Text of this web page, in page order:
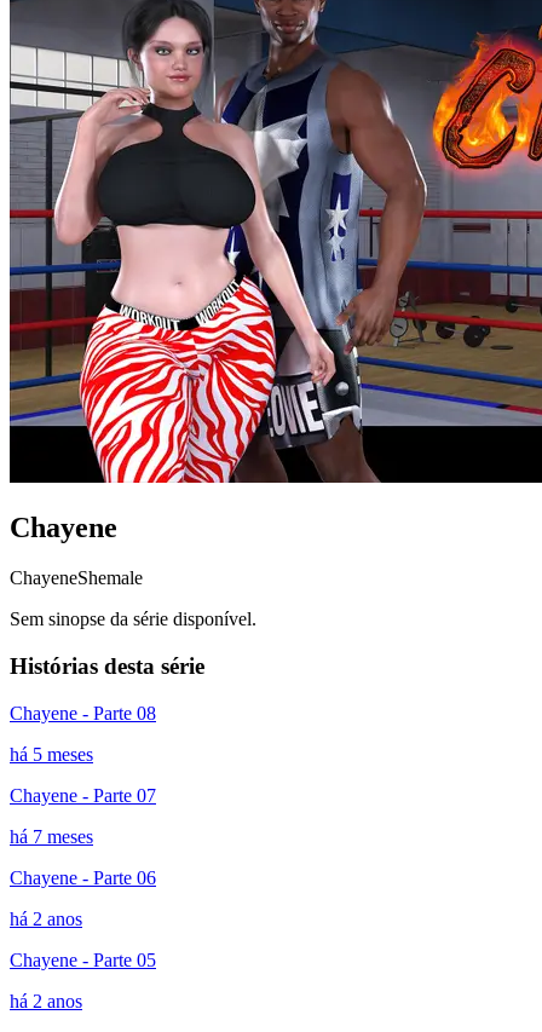
Chayene
ChayeneShemale
Sem sinopse da série disponível.
Histórias desta série
Chayene - Parte 08
há 5 meses
Chayene - Parte 07
há 7 meses
Chayene - Parte 06
há 2 anos
Chayene - Parte 05
há 2 anos